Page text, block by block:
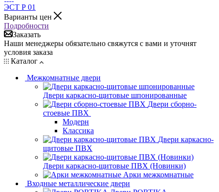
ЭСТ Р 01
Варианты цен
Подробности
Заказать
Наши менеджеры обязательно свяжутся с вами и уточнят
условия заказа
Каталог
Межкомнатные двери
Двери каркасно-щитовые шпонированные
Двери сборно-
стоевые ПВХ
Модерн
Классика
Двери каркасно-
щитовые ПВХ
Двери каркасно-щитовые ПВХ (Новинки)
Арки межкомнатные
Входные металлические двери